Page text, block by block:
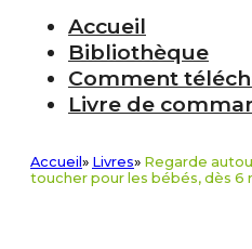
Accueil
Bibliothèque
Comment
Livre de
Accueil » Livres» Regarde
toucher pour les bébés, dès 6